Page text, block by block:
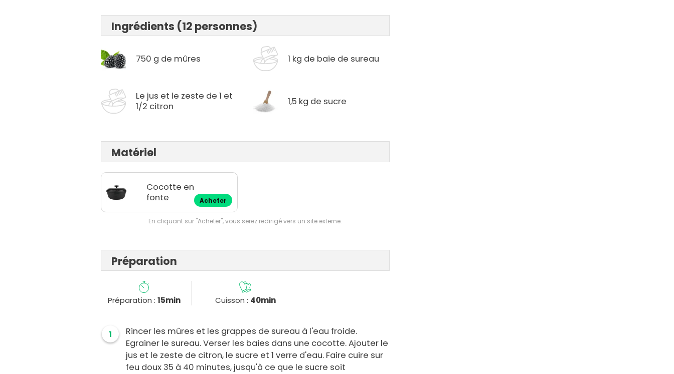
Ingrédients (12 personnes)
750 g de mûres 1 kg de baie de sureau
Le jus et le zeste de 1 et
1/2 citron
1,5 kg de sucre
Matériel
Cocotte en
fonte
Acheter
En cliquant sur "Acheter", vous serez redirigé vers un site externe.
Préparation
Préparation : 15min Cuisson : 40min
1
Rincer les mûres et les grappes de sureau à l'eau froide.
Egrainer le sureau. Verser les baies dans une cocotte. Ajouter le
jus et le zeste de citron, le sucre et 1 verre d'eau. Faire cuire sur
feu doux 35 à 40 minutes, jusqu'à ce que le sucre soit